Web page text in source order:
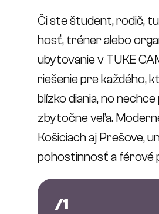
Či ste študent, rodič,
hosť, tréner alebo
ubytovanie v TUKE
riešenie pre každého,
blízko diania, no
zbytočne veľa.
Košiciach aj Prešove,
pohostinnosť a férové
/1